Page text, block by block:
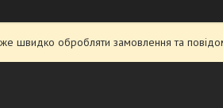
швидко обробляти замовлення та